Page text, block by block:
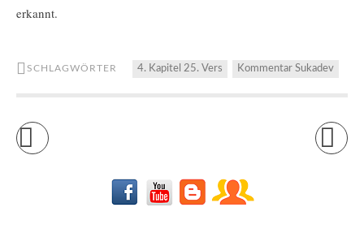
erkannt.
SCHLAGWÖRTER 4. Kapitel 25. Vers Kommentar Sukadev